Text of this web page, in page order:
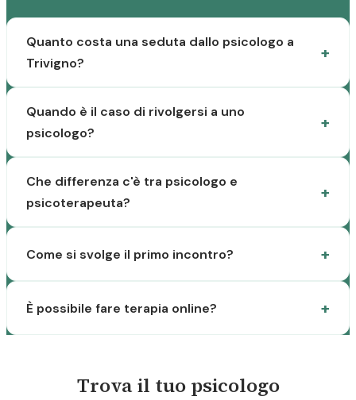
Quanto costa una seduta dallo psicologo a
Trivigno?
Quando è il caso di rivolgersi a uno
psicologo?
Che differenza c'è tra psicologo e
psicoterapeuta?
Come si svolge il primo incontro?
È possibile fare terapia online?
Trova il tuo psicologo